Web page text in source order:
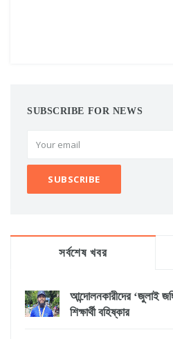
SUBSCRIBE FOR NEWS
সর্বশেষ খবর
আন্দোলনকারীদের ‘জুলাই
শিক্ষার্থী বহিষ্কার